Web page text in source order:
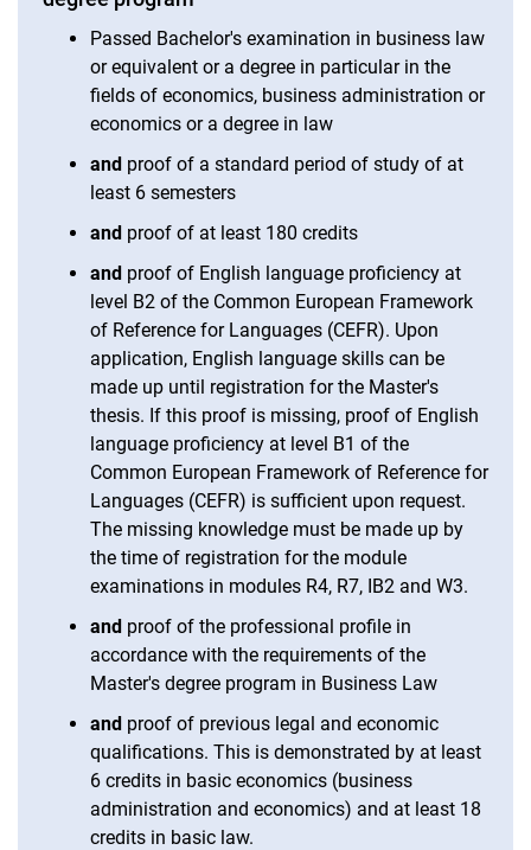
Passed Bachelor's examination in business law
or equivalent or a degree in particular in the
fields of economics, business administration or
economics or a degree in law
and proof of a standard period of study of at
least 6 semesters
and proof of at least 180 credits
and proof of English language proficiency at
level B2 of the Common European Framework
of Reference for Languages (CEFR). Upon
application, English language skills can be
made up until registration for the Master's
thesis. If this proof is missing, proof of English
language proficiency at level B1 of the
Common European Framework of Reference for
Languages (CEFR) is sufficient upon request.
The missing knowledge must be made up by
the time of registration for the module
examinations in modules R4, R7, IB2 and W3.
and proof of the professional profile in
accordance with the requirements of the
Master's degree program in Business Law
and proof of previous legal and economic
qualifications. This is demonstrated by at least
6 credits in basic economics (business
administration and economics) and at least 18
credits in basic law.